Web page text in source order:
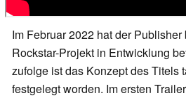
Im Februar 2022 hat der
Rockstar-Projekt in Entwicklung
zufolge ist das Konzept des Titels
festgelegt worden. Im ersten